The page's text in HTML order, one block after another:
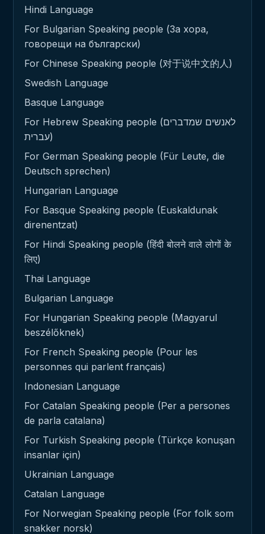
Hindi Language
For Bulgarian Speaking people (За хора,
говорещи на български)
For Chinese Speaking people (对于说中文的人)
Swedish Language
Basque Language
For Hebrew Speaking people (לאנשים שמדברים
עברית)
For German Speaking people (Für Leute, die
Deutsch sprechen)
Hungarian Language
For Basque Speaking people (Euskaldunak
direnentzat)
For Hindi Speaking people (हिंदी बोलने वाले लोगों के
लिए)
Thai Language
Bulgarian Language
For Hungarian Speaking people (Magyarul
beszélőknek)
For French Speaking people (Pour les
personnes qui parlent français)
Indonesian Language
For Catalan Speaking people (Per a persones
de parla catalana)
For Turkish Speaking people (Türkçe konuşan
insanlar için)
Ukrainian Language
Catalan Language
For Norwegian Speaking people (For folk som
snakker norsk)